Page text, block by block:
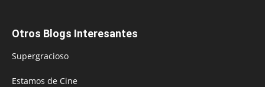
Otros Blogs Interesantes
Supergracioso
Estamos de Cine